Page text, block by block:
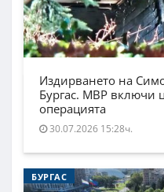
Издирването на
Бургас. МВР включи
операцията
30.07.2026 15:28ч.
БУРГАС